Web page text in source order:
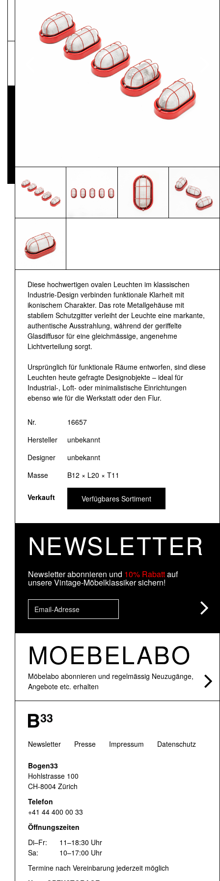
Diese hochwertigen ovalen Leuchten im klassischen
Industrie-Design verbinden funktionale Klarheit mit
ikonischem Charakter. Das rote Metallgehäuse mit
stabilem Schutzgitter verleiht der Leuchte eine markante,
authentische Ausstrahlung, während der geriffelte
Glasdiffusor für eine gleichmässige, angenehme
Lichtverteilung sorgt.
Ursprünglich für funktionale Räume entworfen, sind diese
Leuchten heute gefragte Designobjekte – ideal für
Industrial-, Loft- oder minimalistische Einrichtungen
ebenso wie für die Werkstatt oder den Flur.
Nr.
16657
Hersteller
unbekannt
Designer
unbekannt
Masse
B12 × L20 × T11
Verkauft Verfügbares Sortiment
NEWSLETTER
Newsletter abonnieren und 10% Rabattauf
unsere Vintage-Möbelklassiker sichern!
MOEBELABO
Möbelabo abonnieren und regelmässig Neuzugänge,
Angebote etc. erhalten
Newsletter Presse Impressum Datenschutz
Bogen33
Hohlstrasse 100
CH-8004 Zürich
Telefon
+41 44 400 00 33
Öffnungszeiten
Di–Fr:
11–18:30 Uhr
Sa:
10–17:00 Uhr
Termine nach Vereinbarung jederzeit möglich
Pressematerial